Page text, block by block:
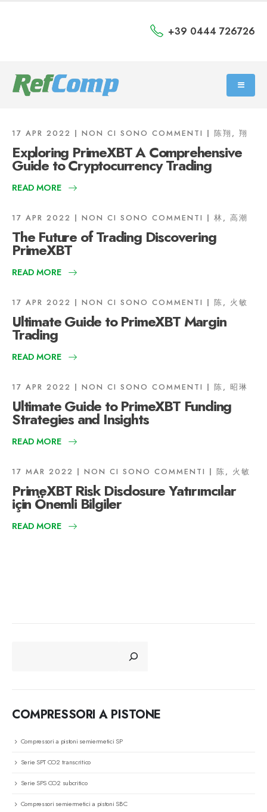
+39 0444 726726
17 APR 2022 NON CI SONO COMMENTI 陈翔, 翔
Exploring PrimeXBT A Comprehensive
Guide to Cryptocurrency Trading
READ MORE
17 APR 2022 NON CI SONO COMMENTI 林, 高潮
The Future of Trading Discovering
PrimeXBT
READ MORE
17 APR 2022 NON CI SONO COMMENTI 陈, 火敏
Ultimate Guide to PrimeXBT Margin
Trading
READ MORE
17 APR 2022 NON CI SONO COMMENTI 陈, 昭琳
Ultimate Guide to PrimeXBT Funding
Strategies and Insights
READ MORE
17 MAR 2022 NON CI SONO COMMENTI 陈, 火敏
PrimeXBT Risk Disclosure Yatırımcılar
için Önemli Bilgiler
READ MORE
COMPRESSORI A PISTONE
Compressori a pistoni semiermetici SP
Serie SPT CO2 transcritico
Serie SPS CO2 subcritico
Compressori semiermetici a pistoni SBC